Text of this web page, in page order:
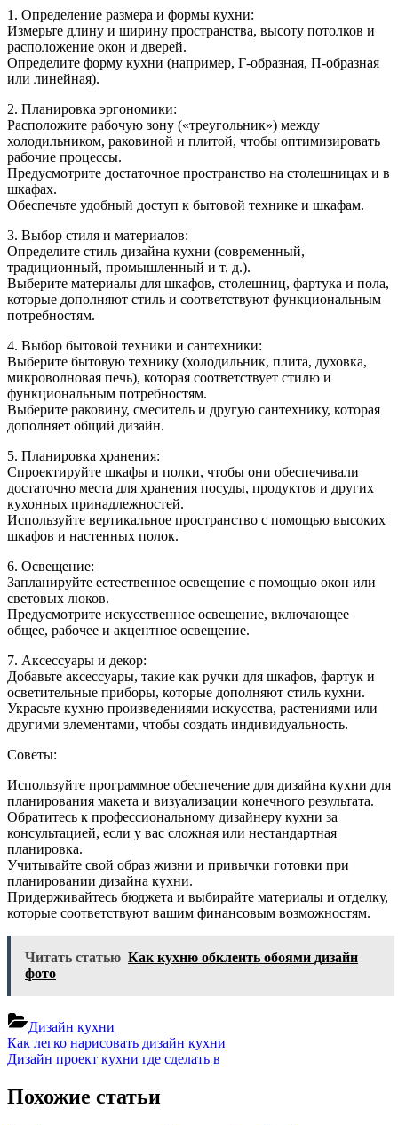
проект
1. Определение размера и формы кухни:
Измерьте длину и ширину пространства, высоту потолков и
расположение окон и дверей.
Определите форму кухни (например, Г-образная, П-образная
или линейная).
2. Планировка эргономики:
Расположите рабочую зону («треугольник») между
холодильником, раковиной и плитой, чтобы оптимизировать
рабочие процессы.
Предусмотрите достаточное пространство на столешницах и в
шкафах.
Обеспечьте удобный доступ к бытовой технике и шкафам.
3. Выбор стиля и материалов:
Определите стиль дизайна кухни (современный,
традиционный, промышленный и т. д.).
Выберите материалы для шкафов, столешниц, фартука и пола,
которые дополняют стиль и соответствуют функциональным
потребностям.
4. Выбор бытовой техники и сантехники:
Выберите бытовую технику (холодильник, плита, духовка,
микроволновая печь), которая соответствует стилю и
функциональным потребностям.
Выберите раковину, смеситель и другую сантехнику, которая
дополняет общий дизайн.
5. Планировка хранения:
Спроектируйте шкафы и полки, чтобы они обеспечивали
достаточно места для хранения посуды, продуктов и других
кухонных принадлежностей.
Используйте вертикальное пространство с помощью высоких
шкафов и настенных полок.
6. Освещение:
Запланируйте естественное освещение с помощью окон или
световых люков.
Предусмотрите искусственное освещение, включающее
общее, рабочее и акцентное освещение.
7. Аксессуары и декор:
Добавьте аксессуары, такие как ручки для шкафов, фартук и
осветительные приборы, которые дополняют стиль кухни.
Украсьте кухню произведениями искусства, растениями или
другими элементами, чтобы создать индивидуальность.
Советы:
Используйте программное обеспечение для дизайна кухни для
планирования макета и визуализации конечного результата.
Обратитесь к профессиональному дизайнеру кухни за
консультацией, если у вас сложная или нестандартная
планировка.
Учитывайте свой образ жизни и привычки готовки при
планировании дизайна кухни.
Придерживайтесь бюджета и выбирайте материалы и отделку,
которые соответствуют вашим финансовым возможностям.
Читать статью Как кухню обклеить обоями дизайн
фото
Дизайн кухни
Навигация
по
записям
Previous
Post:
Как легко нарисовать дизайн кухни
Next
Дизайн проект кухни где сделать в
Похожие статьи